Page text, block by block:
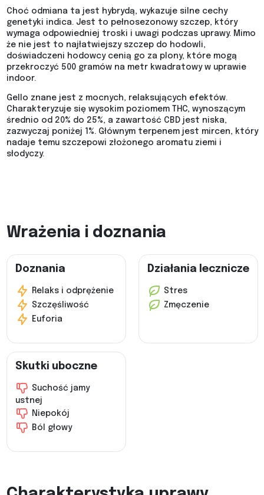
Choć odmiana ta jest hybrydą, wykazuje silne cechy
genetyki indica. Jest to pełnosezonowy szczep, który
wymaga odpowiedniej troski i uwagi podczas uprawy. Mimo
że nie jest to najłatwiejszy szczep do hodowli,
doświadczeni hodowcy cenią go za plony, które mogą
przekroczyć 500 gramów na metr kwadratowy w uprawie
indoor.
Gello znane jest z mocnych, relaksujących efektów.
Charakteryzuje się wysokim poziomem THC, wynoszącym
średnio od 20% do 25%, a zawartość CBD jest niska,
zazwyczaj poniżej 1%. Głównym terpenem jest mircen, który
nadaje temu szczepowi złożonego aromatu ziemi i
słodyczy.
Wrażenia i doznania
Doznania
Relaks i odprężenie
Szczęśliwość
Euforia
Działania lecznicze
Stres
Zmęczenie
Skutki uboczne
Suchość jamy
ustnej
Niepokój
Ból głowy